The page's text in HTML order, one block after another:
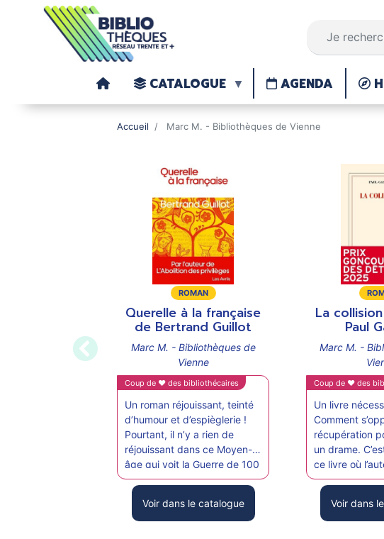
CATALOGUE AGENDA
Accueil Marc M. - Bibliothèques de Vienne
de
support
ROMAN
Querelle à la française
de Bertrand Guillot
Marc M. - Bibliothèques de
Vienne
Coup de ♥ des bibliothécaires
Un roman réjouissant, teinté
d’humour et d’espièglerie !
Pourtant, il n’y a rien de
réjouissant dans ce Moyen-
âge qui voit la Guerre de 100
ans repartir de plus belle !
Mais l’auteur réussit malgré
tout à nous faire entrer dans
cette querelle des
Voir dans le catalogue
deLa
Paul
Marc M. -
Coup de ♥ des
Un livre
Comment
récupération
un drame.
ce livre où
l’accident qui
accident issu
urbain.
Il réfute tout
Voir dans